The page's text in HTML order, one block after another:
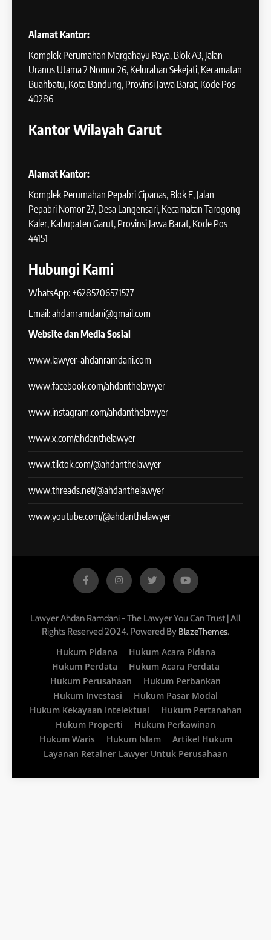
Alamat Kantor:
Komplek Perumahan Margahayu Raya, Blok A3, Jalan
Uranus Utama 2 Nomor 26, Kelurahan Sekejati, Kecamatan
Buahbatu, Kota Bandung, Provinsi Jawa Barat, Kode Pos
40286
Kantor Wilayah Garut
Alamat Kantor:
Komplek Perumahan Pepabri Cipanas, Blok E, Jalan
Pepabri Nomor 27, Desa Langensari, Kecamatan Tarogong
Kaler, Kabupaten Garut, Provinsi Jawa Barat, Kode Pos
44151
Hubungi Kami
WhatsApp: +6285706571577
Email: ahdanramdani@gmail.com
Website dan Media Sosial
www.lawyer-ahdanramdani.com
www.facebook.com/ahdanthelawyer
www.instagram.com/ahdanthelawyer
www.x.com/ahdanthelawyer
www.tiktok.com/@ahdanthelawyer
www.threads.net/@ahdanthelawyer
www.youtube.com/@ahdanthelawyer
Lawyer Ahdan Ramdani - The Lawyer You Can Trust | All
Rights Reserved 2024. Powered By BlazeThemes.
Hukum Pidana
Hukum Acara Pidana
Hukum Perdata
Hukum Acara Perdata
Hukum Perusahaan
Hukum Perbankan
Hukum Investasi
Hukum Pasar Modal
Hukum Kekayaan Intelektual
Hukum Pertanahan
Hukum Properti
Hukum Perkawinan
Hukum Waris
Hukum Islam
Artikel Hukum
Layanan Retainer Lawyer Untuk Perusahaan